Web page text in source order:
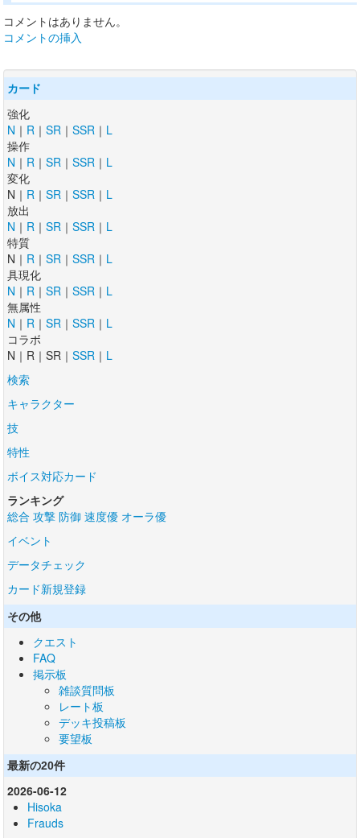
コメントはありません。
コメントの挿入
カード
強化
N ｜ R ｜ SR ｜ SSR ｜ L
操作
N ｜ R ｜ SR ｜ SSR ｜ L
変化
N｜ R ｜ SR ｜ SSR ｜ L
放出
N ｜ R ｜ SR ｜ SSR ｜ L
特質
N｜ R ｜ SR ｜ SSR ｜ L
具現化
N ｜ R ｜ SR ｜ SSR ｜ L
無属性
N ｜ R ｜ SR ｜ SSR ｜ L
コラボ
N｜R｜SR｜ SSR ｜ L
検索
キャラクター
技
特性
ボイス対応カード
ランキング
総合 攻撃 防御 速度優 オーラ優
イベント
データチェック
カード新規登録
その他
クエスト
FAQ
掲示板
雑談質問板
レート板
デッキ投稿板
要望板
最新の20件
2026-06-12
Hisoka
Frauds